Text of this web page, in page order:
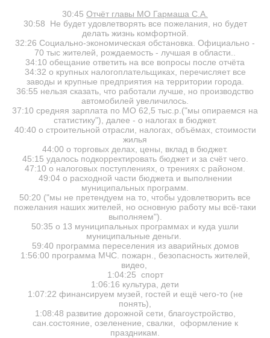
30:45 Отчёт главы МО Гармаша С.А.
30:58 Не будет удовлетворять все пожелания, но будет
делать жизнь комфортной.
32:26 Социально-экономическая обстановка. Официально -
70 тыс жителей, рождаемость - лучшая в области..
34:10 обещание ответить на все вопросы после отчёта
34:32 о крупных налогоплательщиках, перечисляет все
заводы и крупные предприятия на территории города.
36:55 нельзя сказать, что работали лучше, но производство
автомобилей увеличилось.
37:10 средняя зарплата по МО 62,5 тыс.р.("мы опираемся на
статистику"), далее - о налогах в бюджет.
40:40 о строительной отрасли, налогах, объёмах, стоимости
жилья
44:00 о торговых делах, цены, вклад в бюджет.
45:15 удалось подкорректировать бюджет и за счёт чего.
47:10 о налоговых поступлениях, о трениях с районом.
49:04 о расходной части бюджета и выполнении
муниципальных программ.
50:20 ("мы не претендуем на то, чтобы удовлетворить все
пожелания наших жителей, но основную работу мы всё-таки
выполняем").
50:35 о 13 муниципальных программах и куда ушли
муниципальные деньги.
59:40 программа переселения из аварийных домов
1:56:00 программа МЧС. пожарн., безопасность жителей,
видео,
1:04:25 спорт
1:06:16 культура, дети
1:07:22 финансируем музей, гостей и ещё чего-то (не
понять),
1:08:48 развитие дорожной сети, благоустройство,
сан.состояние, озеленение, свалки, оформление к
праздникам.